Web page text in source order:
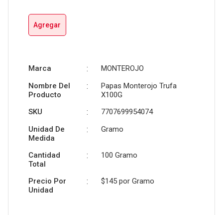
Agregar
Marca :
MONTEROJO
Nombre Del
Producto
:
Papas Monterojo Trufa
X100G
SKU
:
7707699954074
Unidad De
Medida
: Gramo
Cantidad
Total
: 100 Gramo
Precio Por
Unidad
: $145 por Gramo